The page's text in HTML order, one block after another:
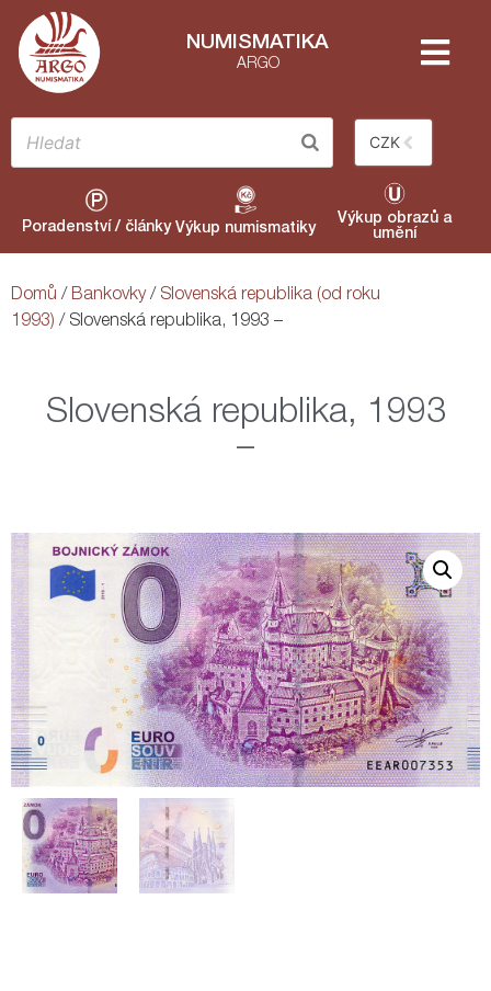
NUMISMATIKA
ARGO
CZK
Poradenství / články Výkup numismatiky
Výkup obrazů a
umění
Domů / Bankovky/ Slovenská republika (od roku
1993) / Slovenská republika, 1993 –
Slovenská republika, 1993
–